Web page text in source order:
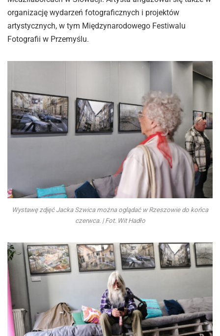
organizację wydarzeń fotograficznych i projektów
artystycznych, w tym Międzynarodowego Festiwalu
Fotografii w Przemyślu.
Wystawę zdjęć Jacka Szwica można oglądać w Rzeszowie do końca
czerwca. | Fot. Wit Hadło